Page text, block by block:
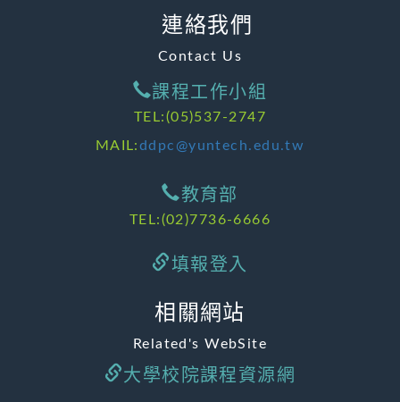
連絡我們
Contact Us
課程工作小組
TEL:(05)537-2747
MAIL:ddpc@yuntech.edu.tw
教育部
TEL:(02)7736-6666
填報登入
相關網站
Related's WebSite
大學校院課程資源網